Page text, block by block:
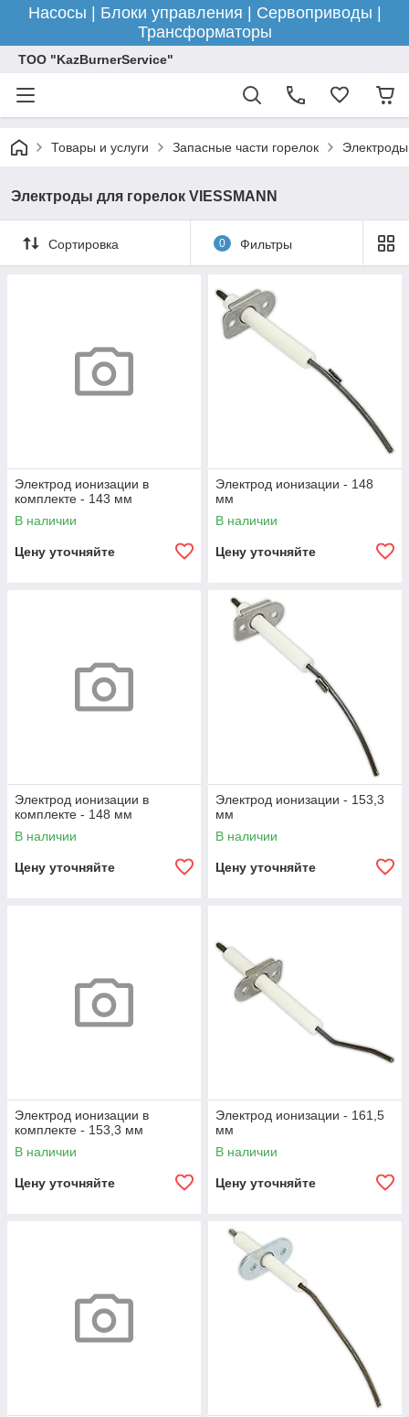
Насосы | Блоки управления | Сервоприводы |
Трансформаторы
ТОО "KazBurnerService"
Товары и услуги Запасные части горелок
Электроды для горелок VIESSMANN
Сортировка 0 Фильтры
Электрод ионизации в
комплекте - 143 мм
В наличии
Цену уточняйте
Электрод ионизации - 148
мм
В наличии
Цену уточняйте
Электрод ионизации в
комплекте - 148 мм
В наличии
Цену уточняйте
Электрод ионизации - 153,3
мм
В наличии
Цену уточняйте
Электрод ионизации в
комплекте - 153,3 мм
В наличии
Цену уточняйте
Электрод ионизации - 161,5
мм
В наличии
Цену уточняйте